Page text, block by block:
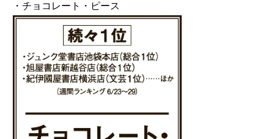
・チョコレート・ピース